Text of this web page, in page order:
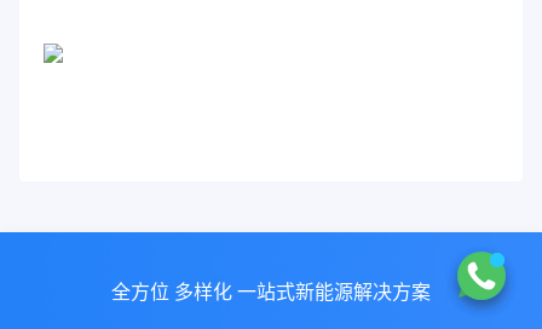
全方位 多样化 一站式新能源解决方案